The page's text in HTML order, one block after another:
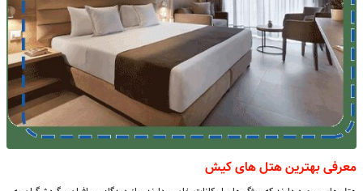
معرفی بهترین هتل های کیش